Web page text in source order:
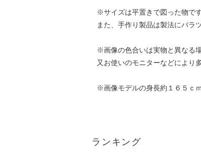
※サイズは平置きで図った物で
また、手作り製品は製法にバラ
※画像の色合いは実物と異なる
又お使いのモニターなどにより
※画像モデルの身長約１６５ｃ
ランキング